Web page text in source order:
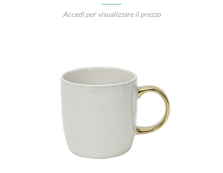
Accedi per visualizzare il prezzo